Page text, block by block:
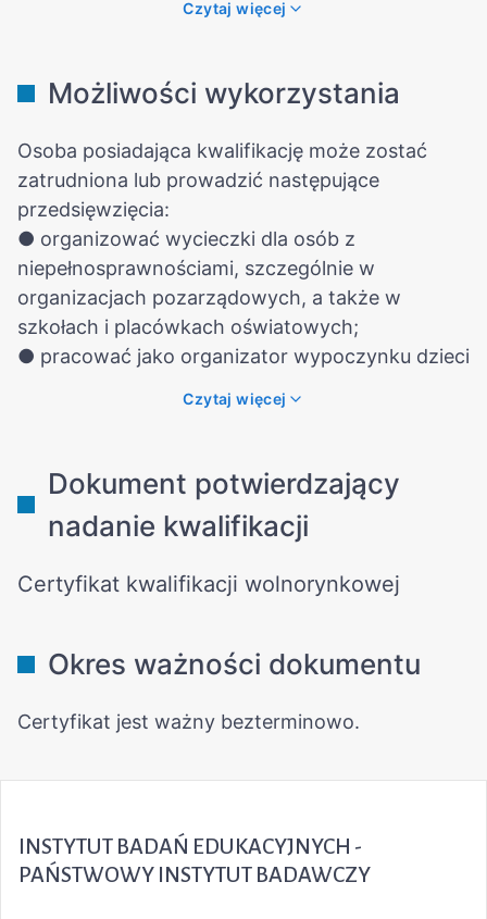
INSTYTUT BADAŃ EDUKACYJNYCH -
PAŃSTWOWY INSTYTUT BADAWCZY